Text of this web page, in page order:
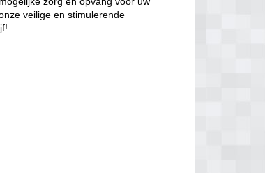
veilige en stimulerende